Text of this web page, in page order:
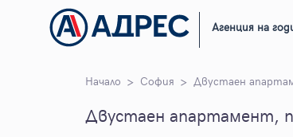
Агенция на
Начало София Двустаен
Двустаен апартамент,